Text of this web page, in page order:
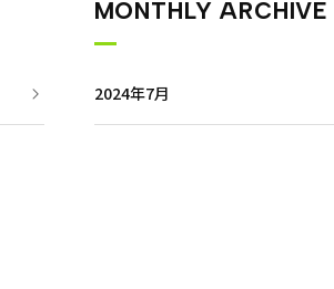
MONTHLY ARCHIVE
2024年7月